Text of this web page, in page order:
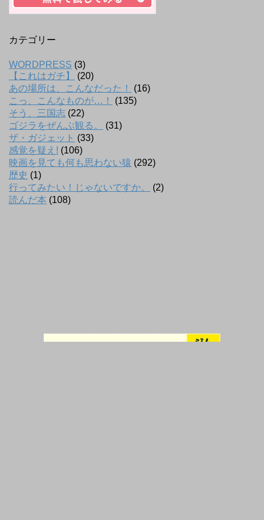
カテゴリー
WORDPRESS (3)
【これはガチ】
(20)
あの場所は、こんなだった！
(16)
こっ、こんなものが…！
(135)
そう、三国志 (22)
ゴジラをぜんぶ観る。
(31)
ザ・ガジェット (33)
感覚を疑え! (106)
映画を見ても何も思わない猿 (292)
歴史 (1)
行ってみたい！じゃないですか。
(2)
読んだ本 (108)